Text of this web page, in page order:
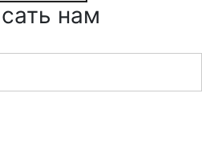
нам